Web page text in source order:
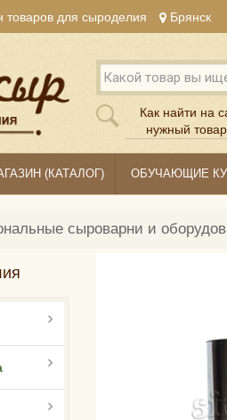
товаров для сыроделия Брянск
Как найти на
нужный
(КАТАЛОГ) ОБУЧАЮЩИЕ
сыроварни и